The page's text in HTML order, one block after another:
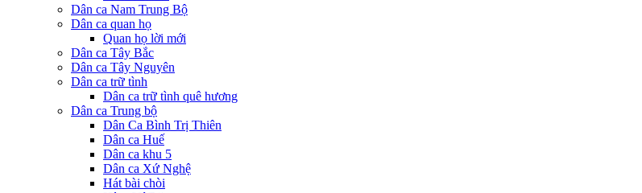
Dân ca Nam Trung Bộ
Dân ca quan họ
Quan họ lời mới
Dân ca Tây Bắc
Dân ca Tây Nguyên
Dân ca trữ tình
Dân ca trữ tình quê hương
Dân ca Trung bộ
Dân Ca Bình Trị Thiên
Dân ca Huế
Dân ca khu 5
Dân ca Xứ Nghệ
Hát bài chòi